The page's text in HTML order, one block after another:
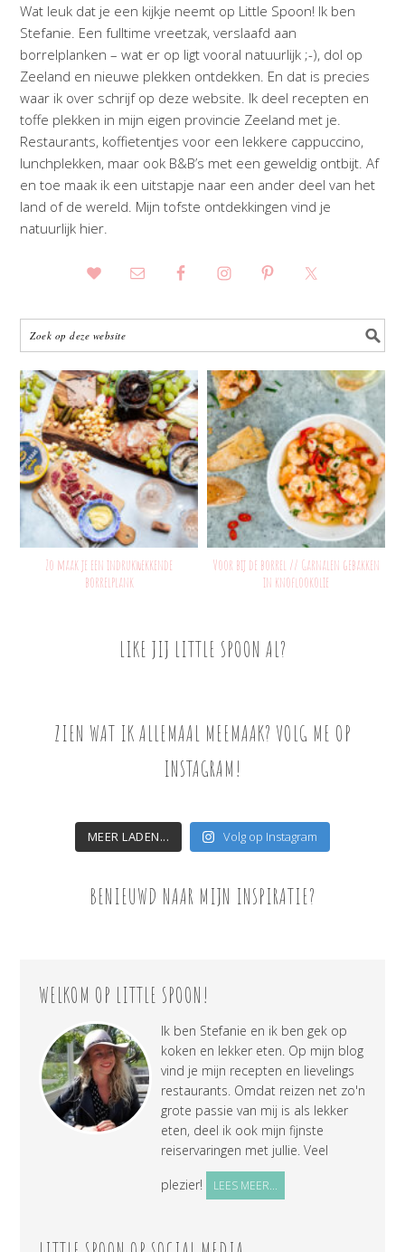
Wat leuk dat je een kijkje neemt op Little Spoon! Ik ben
Stefanie. Een fulltime vreetzak, verslaafd aan
borrelplanken – wat er op ligt vooral natuurlijk ;-), dol op
Zeeland en nieuwe plekken ontdekken. En dat is precies
waar ik over schrijf op deze website. Ik deel recepten en
toffe plekken in mijn eigen provincie Zeeland met je.
Restaurants, koffietentjes voor een lekkere cappuccino,
lunchplekken, maar ook B&B’s met een geweldig ontbijt. Af
en toe maak ik een uitstapje naar een ander deel van het
land of de wereld. Mijn tofste ontdekkingen vind je
natuurlijk hier.
Zo maak je een indrukwekkende
borrelplank
Voor bij de borrel // Garnalen gebakken
in knoflookolie
LIKE JIJ LITTLE SPOON AL?
ZIEN WAT IK ALLEMAAL MEEMAAK? VOLG ME OP
INSTAGRAM!
MEER LADEN... Volg op Instagram
BENIEUWD NAAR MIJN INSPIRATIE?
WELKOM OP LITTLE SPOON!
Ik ben Stefanie en ik ben gek op
koken en lekker eten. Op mijn blog
vind je mijn recepten en lievelings
restaurants. Omdat reizen net zo'n
grote passie van mij is als lekker
eten, deel ik ook mijn fijnste
reiservaringen met jullie. Veel
plezier!
LEES MEER...